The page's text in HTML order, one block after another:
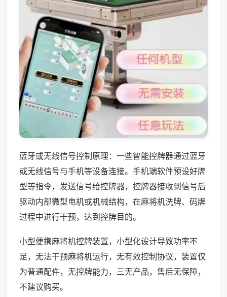
蓝牙或无线信号控制原理：一些智能控牌器通过蓝牙
或无线信号与手机等设备连接。手机端软件预设好牌
型等指令，发送信号给控牌器，控牌器接收到信号后
驱动内部微型电机或机械结构，在麻将机洗牌、码牌
过程中进行干预，达到控牌目的。
小型便携麻将机控牌装置，小型化设计导致功率不
足，无法干预麻将机运行，无有效控制协议，装置仅
为普通配件，无控牌能力，三无产品，售后无保障，
不建议购买。